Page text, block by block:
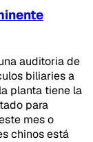
auditoria de
biliaries a
planta tiene la
para
mes o
chinos está